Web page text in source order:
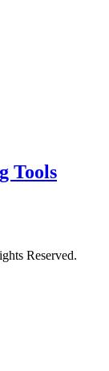
Tools
Reserved.